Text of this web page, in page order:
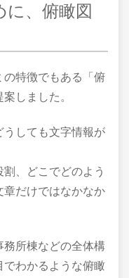
に、俯瞰図
の特徴でもある「俯
しました。
うしても文字情報が
、どこでどのよう
章だけではなかなか
務所棟などの全体構
でわかるような俯瞰